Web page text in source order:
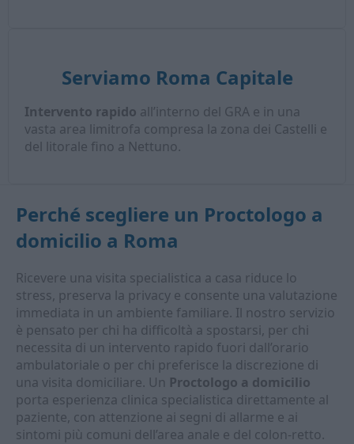
Serviamo Roma Capitale
Intervento rapido all’interno del GRA e in una
vasta area limitrofa compresa la zona dei Castelli e
del litorale fino a Nettuno.
Perché scegliere un Proctologo a
domicilio a Roma
Ricevere una visita specialistica a casa riduce lo
stress, preserva la privacy e consente una valutazione
immediata in un ambiente familiare. Il nostro servizio
è pensato per chi ha difficoltà a spostarsi, per chi
necessita di un intervento rapido fuori dall’orario
ambulatoriale o per chi preferisce la discrezione di
una visita domiciliare. Un Proctologo a domicilio
porta esperienza clinica specialistica direttamente al
paziente, con attenzione ai segni di allarme e ai
sintomi più comuni dell’area anale e del colon-retto.